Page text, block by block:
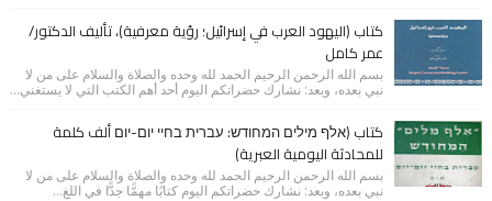
كتاب (اليهود العرب في إسرائيل؛ رؤية معرفية)، تأليف الدكتور/
عمر كامل
بسم الله الرحمن الرحيم الحمد لله وحده والصلاة والسلام على من لا
نبي بعده، وبعد: نشارك حضراتكم اليوم أحد أهم الكتب التي لا يستغني...
كتاب (אלף מילים המחודש: עברית בחיי יום-יום ألف كلمة
للمحادثة اليومية العبرية)
بسم الله الرحمن الرحيم الحمد لله وحده والصلاة والسلام على من لا
نبي بعده، وبعد: نشارك حضراتكم اليوم كتابًا مهمًّا جدًّا في اللغ...